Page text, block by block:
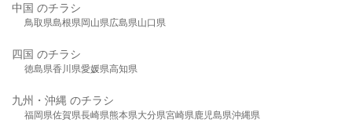
中国 のチラシ
鳥取県島根県岡山県広島県山口県
四国 のチラシ
徳島県香川県愛媛県高知県
九州・沖縄 のチラシ
福岡県佐賀県長崎県熊本県大分県宮崎県鹿児島県沖縄県